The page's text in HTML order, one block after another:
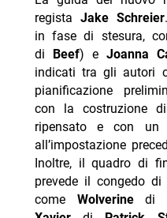
regista Jake Schreier
in fase di stesura,
di Beef) e Joanna
indicati tra gli autori
pianificazione
con la costruzione
ripensato e con un
all’impostazione
Inoltre, il quadro di
prevede il congedo
come Wolverinedi